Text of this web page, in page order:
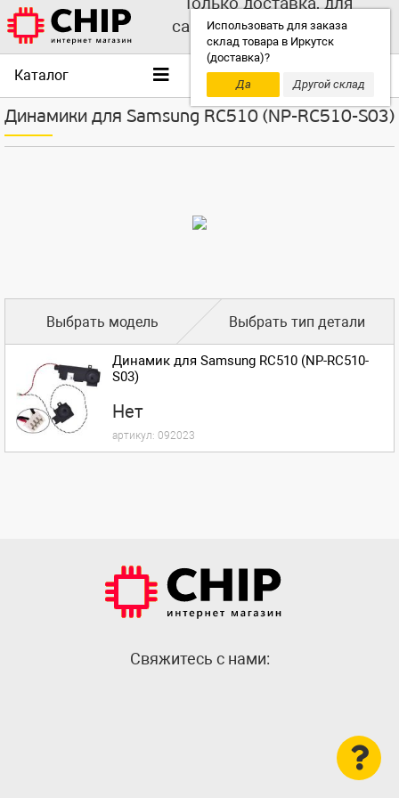
Использовать для заказа
склад товара в Иркутск
(доставка)?
Да
Другой склад
самовывоза выбирайте
другой склад!
Каталог
Динамики для Samsung RC510 (NP-RC510-S03)
Выбрать модель Выбрать тип детали
Динамик для Samsung RC510 (NP-RC510-
S03)
Нет
артикул: 092023
Cвяжитесь с нами: